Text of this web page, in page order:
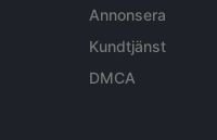
Annonsera
Kundtjänst
DMCA